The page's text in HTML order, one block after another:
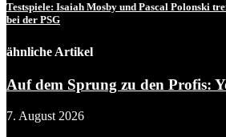
Testspiele: Isaiah Mosby und Pascal Polonski
bei der PSG
ähnliche Artikel
Auf dem Sprung zu den Profis:
7. August 2026